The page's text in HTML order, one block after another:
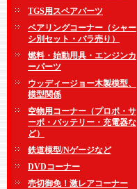
TGS用スペアパーツ
ベアリングコーナー（シャー
シ別セット・バラ売り）
燃料・始動用具・エンジンカ
ーパーツ
ウッディージョー木製模型、
模型関係
空物用コーナー（プロポ・サ
ーボ・バッテリー・充電器な
ど）
鉄道模型/Nゲージなど
DVDコーナー
売切御免！激レアコーナー